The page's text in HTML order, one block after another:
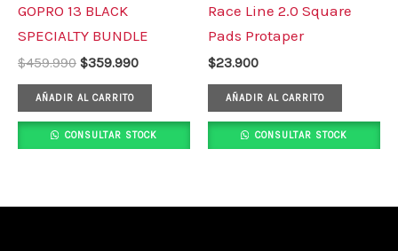
GOPRO 13 BLACK
SPECIALTY BUNDLE
$459.990
$459.990.
$359.990
AÑADIR AL CARRITO
CONSULTAR STOCK
Race Line 2.0 Square
Pads Protaper
$23.900
AÑADIR AL CARRITO
CONSULTAR STOCK